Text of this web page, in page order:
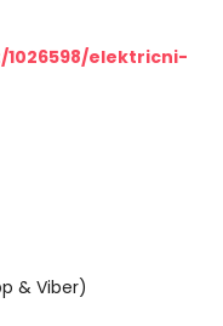
elektricni-
& Viber)